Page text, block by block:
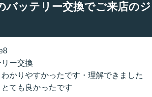
バッテリー交換でご来店の
ー交換
かりやすかったです・理解できました
ても良かったです